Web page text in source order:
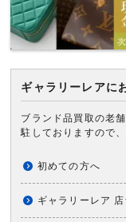
ギャラリーレアに
ブランド品買取の老
駐しておりますので
初めての方へ
ギャラリーレア